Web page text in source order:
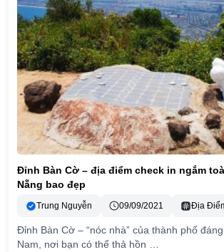
Đỉnh Bàn Cờ – địa điểm check in ngắm
Nẵng bao đẹp
Trung Nguyễn 09/09/2021 Địa
Đỉnh Bàn Cờ – “nóc nhà” của thành phố
Nam, nơi bạn có thể thả hồn …